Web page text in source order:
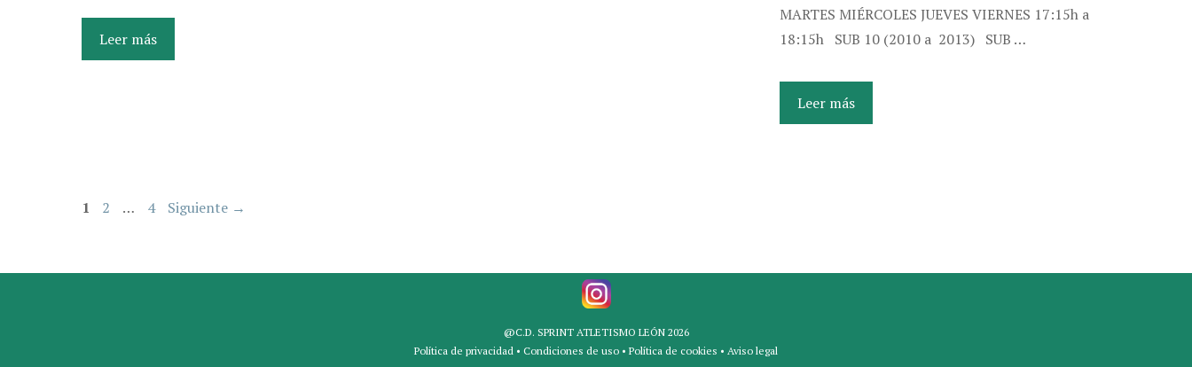
Leer más
MARTES MIÉRCOLES JUEVES VIERNES 17:15h a
18:15h SUB 10 (2010 a 2013) SUB …
Leer más
1 2 … 4 Siguiente →
@C.D. SPRINT ATLETISMO LEÓN 2026
Política de privacidad • Condiciones de uso • Política de cookies • Aviso legal